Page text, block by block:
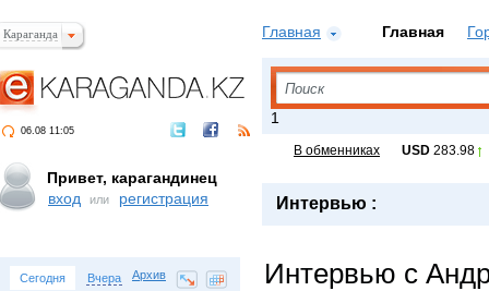
Караганда
06.08 11:05
Привет, карагандинец
вход
или регистрация
Главная Главная
Поиск
1
В обменниках USD 283.98
Интервью :
Сегодня Вчера Архив Интервью с